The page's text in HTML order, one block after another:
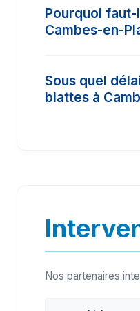
l'infestation et la
varient entre
Pourquoi
Cambes-en-
pas la
œufs. Un pro
Sous quel
blattes à
Nos partenaires